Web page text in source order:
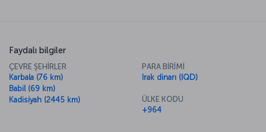
Faydalı bilgiler
ÇEVRE ŞEHİRLER
Karbala (76 km)
Babil (69 km)
Kadisiyah (2445 km)
PARA BİRİMİ
Irak dinarı (IQD)
ÜLKE KODU
+964